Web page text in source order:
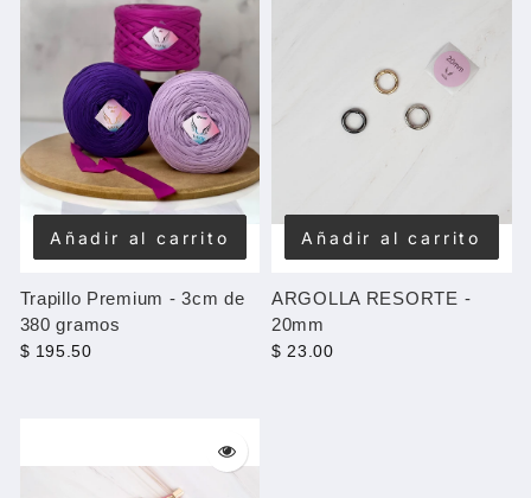
Añadir al carrito
Trapillo Premium - 3cm de
380 gramos
$ 195.50
Añadir al carrito
ARGOLLA RESORTE -
20mm
$ 23.00